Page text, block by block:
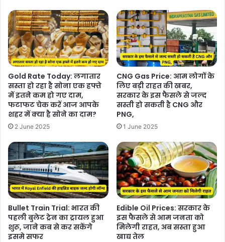
Gold Rate Today: लगातार
सस्ता हो रहा है सोना एक हफ्ते
में इतने कम हो गए दाम,
फटाफट चेक करें आज आपके
शहर में क्या है सोने का दाम?
2 June 2025
CNG Gas Price: आम लोगों के
लिए बड़ी राहत की खबर,
सरकार के इस फैसले से जल्द
सस्ती हो सकती है CNG और
PNG,
1 June 2025
Bullet Train Trial: भारत की
पहली बुलेट ट्रेन का ट्रायल हुआ
शुरू, जाने कब से कर सकेंगे
इसमे सफर
Edible Oil Prices: सरकार के
इस फैसले से आम जनता को
मिलेगी राहत, अब सस्ता हुआ
खाद्य तेल